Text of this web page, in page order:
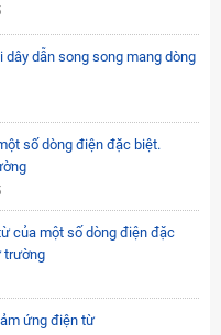
dây dẫn song song mang dòng
số dòng điện đặc biệt.
của một số dòng điện đặc
trường
ứng điện từ